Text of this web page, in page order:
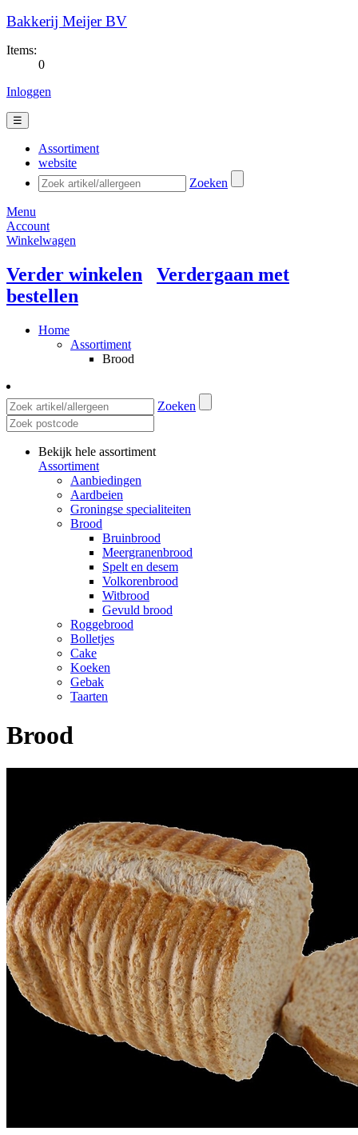
Bakkerij Meijer BV
Items:
0
Inloggen
☰
Assortiment
website
Zoeken
Menu
Account
Winkelwagen
Verder winkelen
Verdergaan met
bestellen
Home
Assortiment
Brood
Zoeken
Bekijk hele assortiment
Assortiment
Aanbiedingen
Aardbeien
Groningse specialiteiten
Brood
Bruinbrood
Meergranenbrood
Spelt en desem
Volkorenbrood
Witbrood
Gevuld brood
Roggebrood
Bolletjes
Cake
Koeken
Gebak
Taarten
Brood